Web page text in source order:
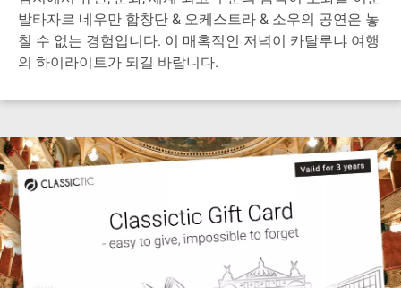
발타자르 네우만 합창단 & 오케스트라 & 소우의 공연은 놓
칠 수 없는 경험입니다. 이 매혹적인 저녁이 카탈루냐 여행
의 하이라이트가 되길 바랍니다.